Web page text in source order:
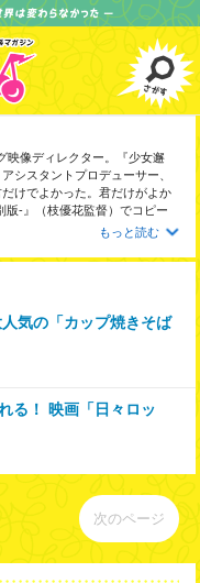
映像ディレクター。『少女邂
シスタントプロデューサー、
けでよかった。君だけがよか
版-』（枝優花監督）でコピー
ど、ずっと消えない。」を担
、ライターとしての手ほどき
編集部を経て、『月刊サイゾ
』等をメインに執筆中。今田
面白さに目覚め、『血を吸う
け、延滞10代』（松本花奈監
メイキング/ドキュメンタリー
もっと読む
気の「カップ焼きそば
る！ 映画「日々ロッ
次のページ